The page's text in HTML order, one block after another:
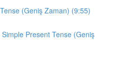
(Geniş Zaman) (9:55)
Present Tense (Geniş